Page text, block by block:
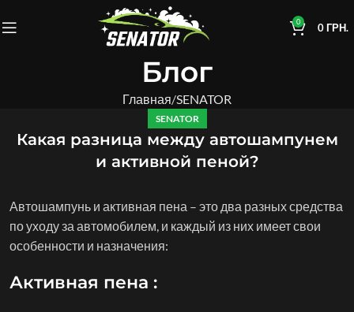
0 0ГРН.
Блог
Главная SENATOR
SENATOR
Какая разница между автошампунем
и активной пеной?
Автошампунь и активная пена – это два разных средства
по уходу за автомобилем, и каждый из них имеет свои
особенности и назначения:
Активная пена :